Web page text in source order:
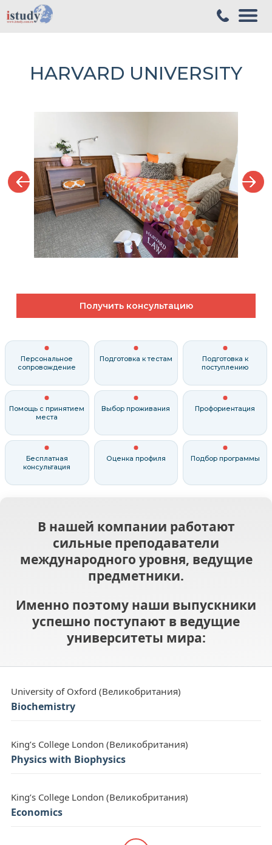
HARVARD UNIVERSITY
Получить консультацию
Персональное
сопровождение
Подготовка к тестам
Подготовка к
поступлению
Помощь с принятием
места
Выбор проживания Профориентация
Бесплатная
консультация
Оценка профиля Подбор программы
В нашей компании работают
сильные преподаватели
международного уровня, ведущие
предметники.
Именно поэтому наши выпускники
успешно поступают в ведущие
университеты мира:
University of Oxford (Великобритания)
Biochemistry
King’s College London (Великобритания)
Physics with Biophysics
King’s College London (Великобритания)
Economics